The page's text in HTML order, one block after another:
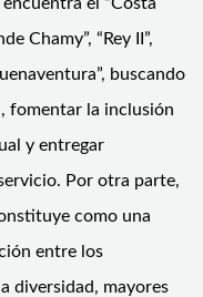
Chamy”, “Rey II”,
buscando
fomentar la inclusión
y entregar
Por otra parte,
como una
entre los
diversidad, mayores